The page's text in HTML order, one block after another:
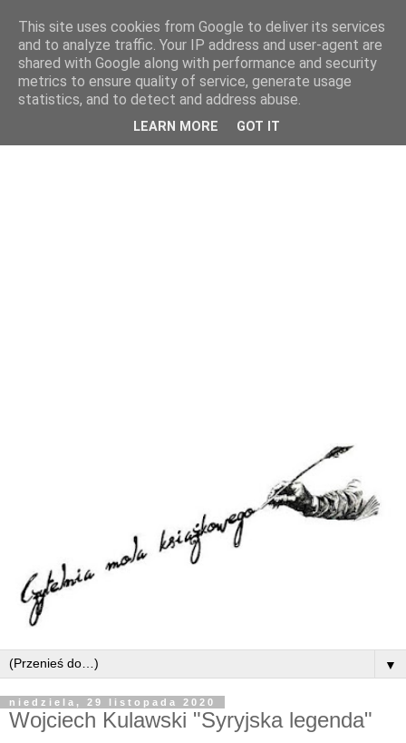
▼
niedziela, 29 listopada 2020
Wojciech Kulawski "Syryjska legenda"
This site uses cookies from Google to deliver its services
and to analyze traffic. Your IP address and user-agent are
shared with Google along with performance and security
metrics to ensure quality of service, generate usage
statistics, and to detect and address abuse.
LEARN MORE GOT IT